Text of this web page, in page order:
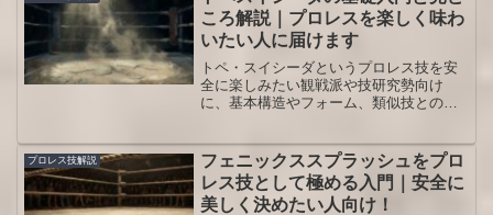
られるのかが見えてきます。
ころ解説｜プロレスを楽しく味わ
いたい人に届けます
トペ・スイシーダというプロレス技を安
全に楽しみたい観戦派や技研究勢向け
に、基本構造やフォーム、類似技との違
の理解が同時に深まる内容にします。
プロレス技解説
フェニックススプラッシュをプロ
レス技として極める入門｜安全に
美しく決めたい人向け！